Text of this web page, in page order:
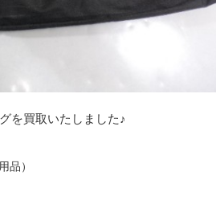
を買取いたしました♪
品）